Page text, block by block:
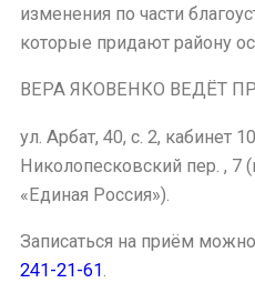
изменения по части
которые придают району
ВЕРА ЯКОВЕНКО ВЕДЁТ
ул. Арбат, 40, с. 2, кабинет
Николопесковский пер. , 7
«Единая Россия»).
Записаться на приём
241-21-61.